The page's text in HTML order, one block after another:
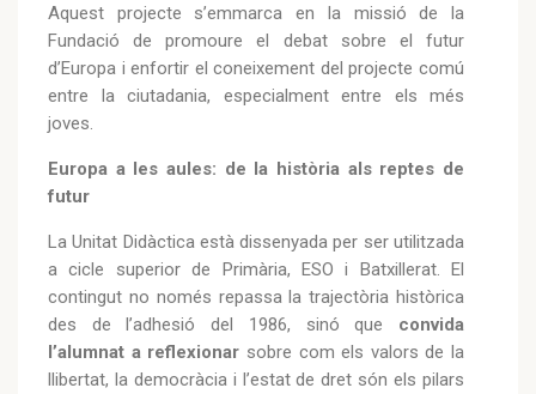
Aquest projecte s’emmarca en la missió de la
Fundació de promoure el debat sobre el futur
d’Europa i enfortir el coneixement del projecte comú
entre la ciutadania, especialment entre els més
joves.
Europa a les aules: de la història als reptes de
futur
La Unitat Didàctica està dissenyada per ser utilitzada
a cicle superior de Primària, ESO i Batxillerat. El
contingut no només repassa la trajectòria històrica
des de l’adhesió del 1986, sinó que convida
l’alumnat a reflexionar sobre com els valors de la
llibertat, la democràcia i l’estat de dret són els pilars